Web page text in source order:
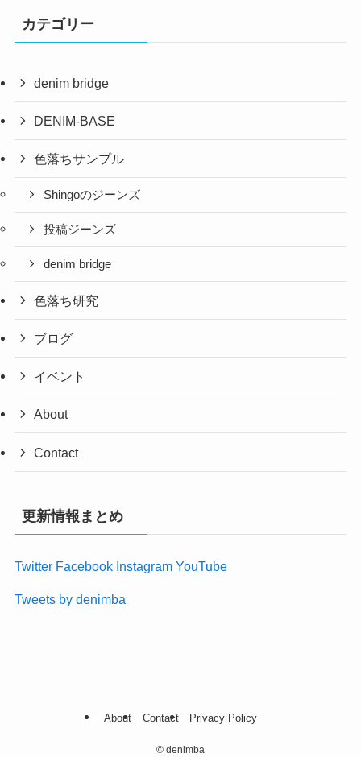
カテゴリー
denim bridge
DENIM-BASE
色落ちサンプル
Shingoのジーンズ
投稿ジーンズ
denim bridge
色落ち研究
ブログ
イベント
About
Contact
更新情報まとめ
Twitter Facebook Instagram YouTube
Tweets by denimba
About Contact Privacy Policy
© denimba